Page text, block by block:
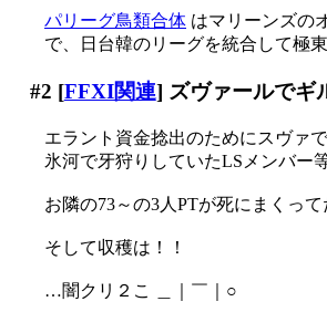
パリーグ鳥類合体 はマリーンズの
で、日台韓のリーグを統合して極
#2 [FFXI関連] ズヴァールでギ
エラント資金捻出のためにスヴァ
氷河で牙狩りしていたLSメンバ
お隣の73～の3人PTが死にまくっ
そして収穫は！！
…闇クリ２こ ＿｜￣｜○